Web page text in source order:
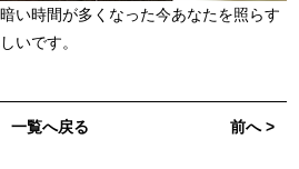
い時間が多くなった今あなたを照らす
いです。
前へ >
一覧へ戻る